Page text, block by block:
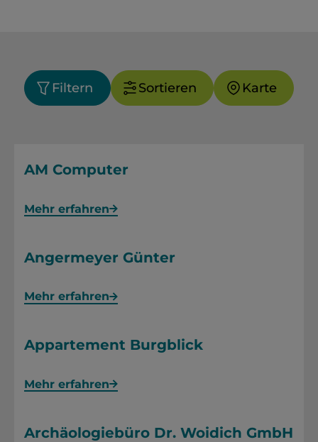
Filtern Sortieren Karte
AM Computer
Mehr erfahren
Angermeyer Günter
Mehr erfahren
Appartement Burgblick
Mehr erfahren
Archäologiebüro Dr. Woidich GmbH